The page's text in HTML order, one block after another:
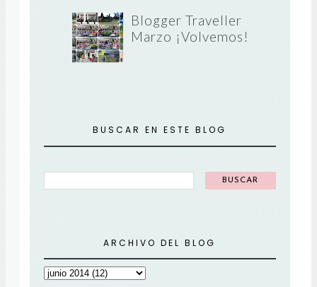
Blogger Traveller
Marzo ¡Volvemos!
BUSCAR EN ESTE BLOG
ARCHIVO DEL BLOG